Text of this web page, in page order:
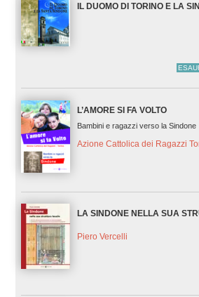
IL DUOMO DI TORINO E LA
L’AMORE SI FA VOLTO
Bambini e ragazzi verso la Sindone
Azione Cattolica dei Ragazzi
LA SINDONE NELLA SUA
Piero Vercelli